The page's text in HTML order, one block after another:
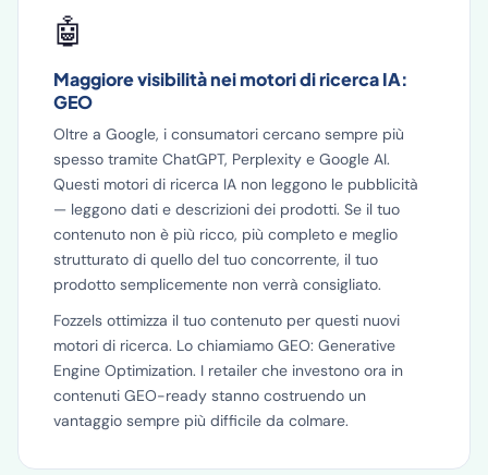
🤖
Maggiore visibilità nei motori di ricerca IA:
GEO
Oltre a Google, i consumatori cercano sempre più
spesso tramite ChatGPT, Perplexity e Google AI.
Questi motori di ricerca IA non leggono le pubblicità
— leggono dati e descrizioni dei prodotti. Se il tuo
contenuto non è più ricco, più completo e meglio
strutturato di quello del tuo concorrente, il tuo
prodotto semplicemente non verrà consigliato.
Fozzels ottimizza il tuo contenuto per questi nuovi
motori di ricerca. Lo chiamiamo GEO: Generative
Engine Optimization. I retailer che investono ora in
contenuti GEO-ready stanno costruendo un
vantaggio sempre più difficile da colmare.